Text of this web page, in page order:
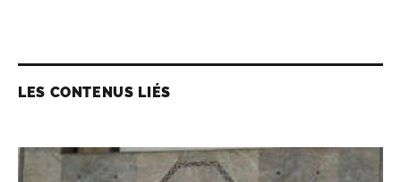
LES CONTENUS LIÉS